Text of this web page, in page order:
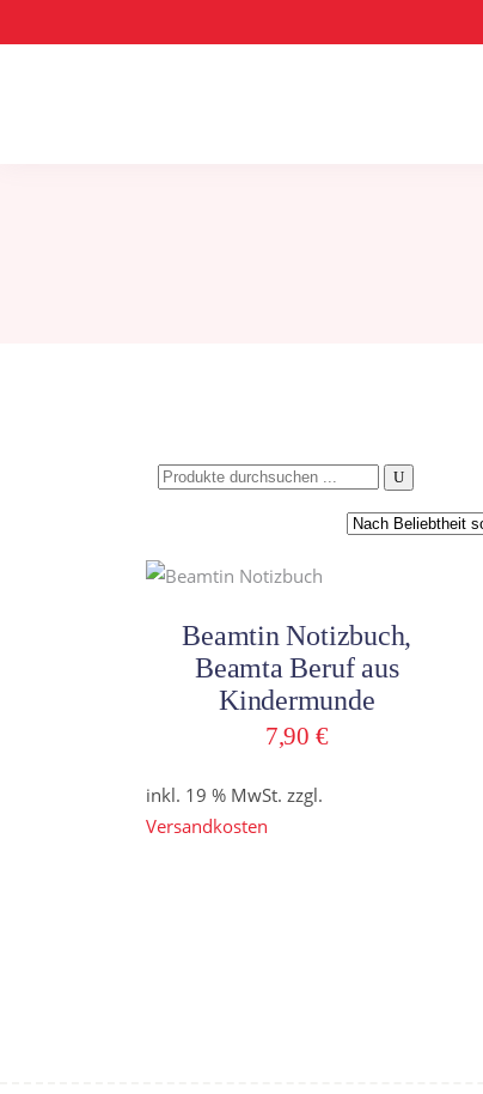
Search
Beamtin Notizbuch,
Beamta Beruf aus
Kindermunde
7,90 €
inkl. 19 % MwSt. zzgl.
Versandkosten